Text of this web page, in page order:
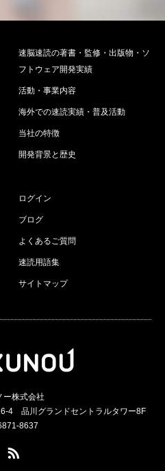
速脳速読の著書・監修・出版物・ソ
フトウェア開発実績
活動・事業内容
海外での速読実績・普及活動
当社の特徴
開発背景と歴史
ログイン
ブログ
よくあるご質問
速読用語集
サイトマップ
ー株式会社
4 品川グランドセントラルタワー8F
8637